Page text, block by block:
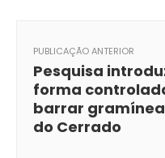
PUBLICAÇÃO ANTERIOR
Pesquisa
forma
barrar
do Cerrado